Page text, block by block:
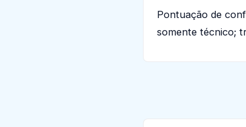
Pontuação de
somente técnico;